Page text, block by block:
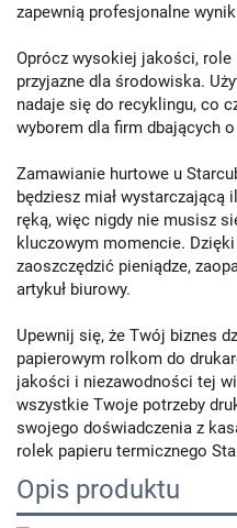
zapewnią profesjonalne
Oprócz wysokiej jakości,
przyjazne dla środowiska.
nadaje się do recyklingu, co
wyborem dla firm dbających
Zamawianie hurtowe u
będziesz miał
ręką, więc nigdy nie musisz
kluczowym momencie.
zaoszczędzić pieniądze,
artykuł biurowy.
Upewnij się, że Twój biznes
papierowym rolkom do
jakości i niezawodności tej
wszystkie Twoje potrzeby
swojego doświadczenia z
rolek papieru termicznego
Opis produktu